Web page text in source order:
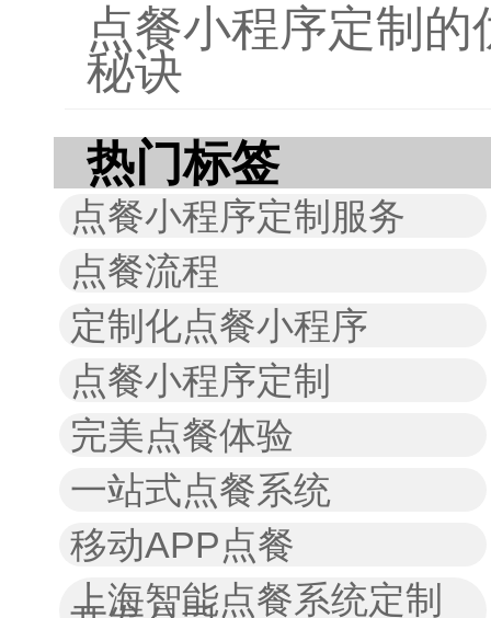
点餐小程序定制
秘诀
热门标签
点餐小程序定制服务
点餐流程
定制化点餐小程序
点餐小程序定制
完美点餐体验
一站式点餐系统
移动APP点餐
上海智能点餐系统定制